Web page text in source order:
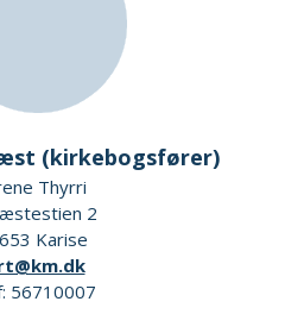
(kirkebogsfører)
Thyrri
2
Karise
56710007